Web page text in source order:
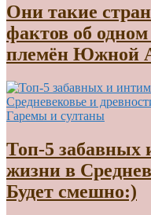
Они такие
фактов об
племён Южной
Гаремы и султаны
Топ-5 забавных
жизни в
Будет смешно:)